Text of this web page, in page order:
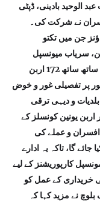
الوحید بادینی، ڈپٹی
نے شرکت کی۔
جن میں تکتو
سریاب میونسپل
کارپوریشن اور زرغون میونسپل کارپوریشن کے ساتھ ساتھ 172 اربن
پر تفصیلی غور و خوض
و دیہی ترقی
اربن یونین کونسلز کے
افسران و عملے کی
گا، تاکہ یہ ادارے
کارپوریشنز کے لیے
خریداری کے عمل کو
نے مزید کہا کہ